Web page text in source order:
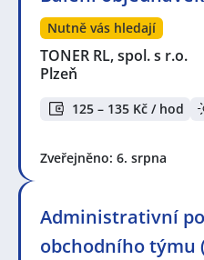
Nutně vás hledají
TONER RL, spol. s r.o.
Plzeň
125 – 135 Kč / hod
Zveřejněno: 6. srpna
Administrativní
obchodního týmu